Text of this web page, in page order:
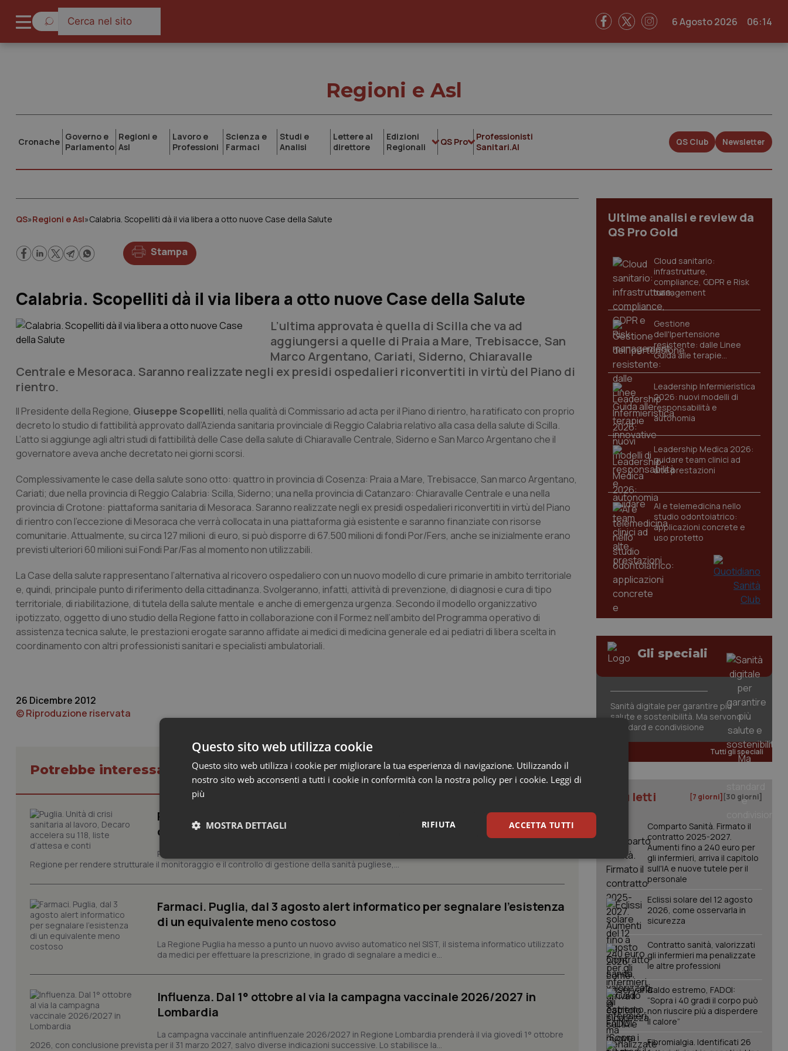
6 Agosto 2026 06:14
Regioni e Asl
Cronache Governo e
Parlamento
Regioni e
Asl
Lavoro e
Professioni
Scienza e
Farmaci
Studi e
Analisi
Lettere al
direttore
Edizioni
Regionali
QS Pro
Professionisti
Sanitari.AI
QS Club Newsletter
QS»Regioni e Asl»Calabria. Scopelliti dà il via libera a otto nuove Case della Salute
Stampa
Calabria. Scopelliti dà il via libera a otto nuove Case della Salute
L’ultima approvata è quella di Scilla che va ad
aggiungersi a quelle di Praia a Mare, Trebisacce, San
Marco Argentano, Cariati, Siderno, Chiaravalle
Centrale e Mesoraca. Saranno realizzate negli ex presidi ospedalieri riconvertiti in virtù del Piano di
rientro.
Il Presidente della Regione, Giuseppe Scopelliti, nella qualità di Commissario ad acta per il Piano di rientro, ha ratificato con proprio
decreto lo studio di fattibilità approvato dall’Azienda sanitaria provinciale di Reggio Calabria relativo alla casa della salute di Scilla.
L’atto si aggiunge agli altri studi di fattibilità delle Case della salute di Chiaravalle Centrale, Siderno e San Marco Argentano che il
governatore aveva anche decretato nei giorni scorsi.
Complessivamente le case della salute sono otto: quattro in provincia di Cosenza: Praia a Mare, Trebisacce, San marco Argentano,
Cariati; due nella provincia di Reggio Calabria: Scilla, Siderno; una nella provincia di Catanzaro: Chiaravalle Centrale e una nella
provincia di Crotone: piattaforma sanitaria di Mesoraca. Saranno realizzate negli ex presidi ospedalieri riconvertiti in virtù del Piano
di rientro con l’eccezione di Mesoraca che verrà collocata in una piattaforma già esistente e saranno finanziate con risorse
comunitarie. Attualmente, su circa 127 milioni di euro, si può disporre di 67.500 milioni di fondi Por/Fers, anche se inizialmente erano
previsti ulteriori 60 milioni sui Fondi Par/Fas al momento non utilizzabili.
La Case della salute rappresentano l’alternativa al ricovero ospedaliero con un nuovo modello di cure primarie in ambito territoriale
e, quindi, principale punto di riferimento della cittadinanza. Svolgeranno, infatti, attività di prevenzione, di diagnosi e cura di tipo
territoriale, di riabilitazione, di tutela della salute mentale e anche di emergenza urgenza. Secondo il modello organizzativo
ipotizzato, oggetto di uno studio della Regione fatto in collaborazione con il Formez nell’ambito del Programma operativo di
assistenza tecnica salute, le prestazioni erogate saranno affidate ai medici di medicina generale ed ai pediatri di libera scelta in
coordinamento con altri professionisti sanitari e specialisti ambulatoriali.
26 Dicembre 2012
© Riproduzione riservata
Potrebbe interessarti in Regioni e Asl
Puglia. Unità di crisi sanitaria al lavoro, Decaro accelera su 118, liste
d’attesa e conti
Prima riunione, ieri in Puglia, dell’unità di crisi sanitaria appena istituita con decreto del presidente della
Regione per rendere strutturale il monitoraggio e il controllo di gestione della sanità pugliese,...
Farmaci. Puglia, dal 3 agosto alert informatico per segnalare l’esistenza
di un equivalente meno costoso
La Regione Puglia ha messo a punto un nuovo avviso automatico nel SIST, il sistema informatico utilizzato
da medici per effettuare la prescrizione, in grado di segnalare a medici e...
Influenza. Dal 1° ottobre al via la campagna vaccinale 2026/2027 in
Lombardia
La campagna vaccinale antinfluenzale 2026/2027 in Regione Lombardia prenderà il via giovedì 1° ottobre
2026, con conclusione prevista per il 31 marzo 2027, salvo diverse indicazioni successive. Lo stabilisce la...
Ultime analisi e review da
QS Pro Gold
Cloud sanitario:
infrastrutture,
compliance, GDPR e Risk
management
Gestione
dell'Ipertensione
resistente: dalle Linee
Guida alle terapie
innovative
Leadership Infermieristica
2026: nuovi modelli di
responsabilità e
autonomia
Leadership Medica 2026:
guidare team clinici ad
alte prestazioni
AI e telemedicina nello
studio odontoiatrico:
applicazioni concrete e
uso protetto
Gli speciali
Sanità digitale per garantire più
salute e sostenibilità. Ma servono
standard e condivisione
Tutti gli speciali
I più letti [7 giorni] [30 giorni]
Comparto Sanità. Firmato il
contratto 2025-2027.
Aumenti fino a 240 euro per
gli infermieri, arriva il capitolo
sull'IA e nuove tutele per il
personale
Eclissi solare del 12 agosto
2026, come osservarla in
sicurezza
Contratto sanità, valorizzati
gli infermieri ma penalizzate
le altre professioni
Caldo estremo, FADOI:
“Sopra i 40 gradi il corpo può
non riuscire più a disperdere
il calore”
Fibromialgia. Identificati 26
Questo sito web utilizza cookie
Questo sito web utilizza i cookie per migliorare la tua esperienza di navigazione. Utilizzando il
nostro sito web acconsenti a tutti i cookie in conformità con la nostra policy per i cookie. Leggi di
più
ACCETTA TUTTI
RIFIUTA
MOSTRA DETTAGLI
Necessari Statistici Marketing
Necessari Statistici Marketing
e l'accesso alle aree protette del sito. Il sito web non è in grado di funzionare correttamente senza questi cookie.
Nome
Fornitore
Descrizione
VISITOR_PRIVACY_METADATA
del visitatore riguardo a varie politiche e
impostazioni sulla privacy, garantendo che le loro
preferenze siano onorate nelle sessioni future.